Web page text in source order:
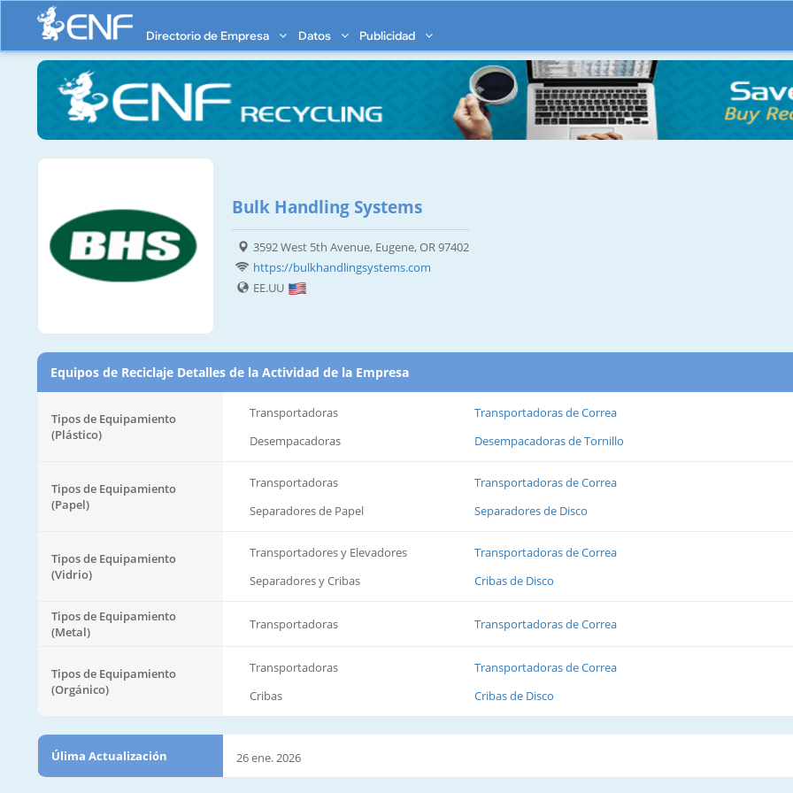
Directorio de Empresa Datos Publicidad
Bulk Handling Systems
3592 West 5th Avenue, Eugene, OR 97402
https://bulkhandlingsystems.com
EE.UU
Equipos de Reciclaje Detalles de la Actividad de la Empresa
Tipos de Equipamiento
(Plástico)
Transportadoras
Transportadoras de Correa
Desempacadoras
Desempacadoras de Tornillo
Tipos de Equipamiento
(Papel)
Transportadoras
Transportadoras de Correa
Separadores de Papel
Separadores de Disco
Tipos de Equipamiento
(Vidrio)
Transportadores y Elevadores
Transportadoras de Correa
Separadores y Cribas
Cribas de Disco
Tipos de Equipamiento
(Metal)
Transportadoras Transportadoras de Correa
Tipos de Equipamiento
(Orgánico)
Transportadoras
Transportadoras de Correa
Cribas
Cribas de Disco
Úlima Actualización 26 ene. 2026